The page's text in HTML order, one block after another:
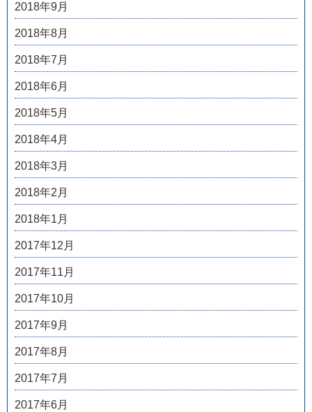
2018年9月
2018年8月
2018年7月
2018年6月
2018年5月
2018年4月
2018年3月
2018年2月
2018年1月
2017年12月
2017年11月
2017年10月
2017年9月
2017年8月
2017年7月
2017年6月